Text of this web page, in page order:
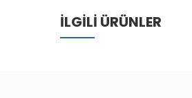
İLGILI ÜRÜNLER